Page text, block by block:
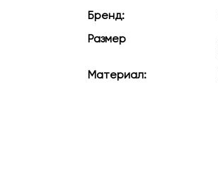
Бренд:
Размер
Материал: